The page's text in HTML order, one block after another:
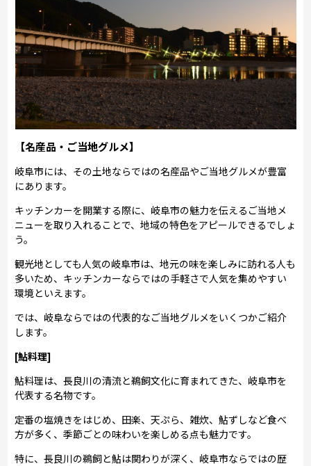
【名産品・ご当地グルメ】
岐阜市には、その土地ならではの名産品やご当地グルメが豊富
にあります。
キッチンカーを開業する際に、岐阜市の魅力を伝えるご当地メ
ニューを取り入れることで、地域の特色をアピールできるでしょ
う。
観光地としても人気の岐阜市は、地元の味を楽しみに訪れる人も
多いため、キッチンカーならではの手軽さで人気を集めやすい
環境といえます。
では、岐阜ならではの代表的なご当地グルメをいくつかご紹介
します。
[鮎料理]
鮎料理は、長良川の清流と鵜飼文化に育まれてきた、岐阜市を
代表する名物です。
定番の塩焼きをはじめ、田楽、天ぷら、雑炊、鮎ずしなど食べ
方が多く、季節ごとの味わいを楽しめる点も魅力です。
特に、長良川の鵜飼と鮎は関わりが深く、岐阜市ならではの歴